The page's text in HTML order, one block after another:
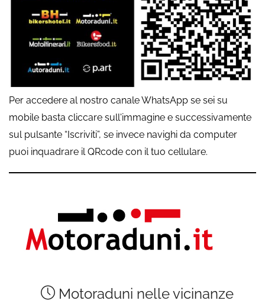
Per accedere al nostro canale WhatsApp se sei su
mobile basta cliccare sull'immagine e successivamente
sul pulsante “Iscriviti”, se invece navighi da computer
puoi inquadrare il QRcode con il tuo cellulare.
Motoraduni nelle vicinanze